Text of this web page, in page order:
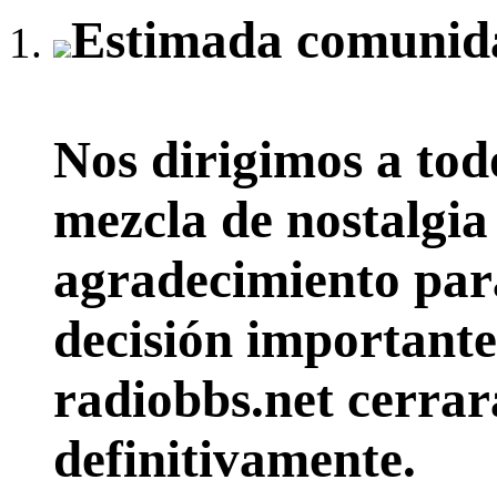
Estimada
Nos dirigimos a
mezcla de
agradecimiento
decisión
radiobbs.net
definitivamente.